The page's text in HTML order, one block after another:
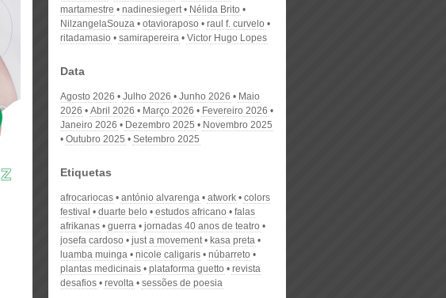
martamestre
nadinesiegert
Nélida Brito
NilzangelaSouza
otavioraposo
raul f. curvelo
ritadamasio
samirapereira Victor Hugo Lopes
Data
Agosto 2026 Julho 2026 Junho 2026
Maio
2026
Abril 2026 Março 2026
Fevereiro 2026
Janeiro 2026
Dezembro 2025
Novembro 2025
Outubro 2025
Setembro 2025
Etiquetas
afrocariocas antónio alvarenga atwork
colors
festival
duarte belo estudos africano
falas
afrikanas
guerra
jornadas 40 anos de teatro
josefa cardoso
just a movement
kasa preta
luamba muinga
nicole caligaris
núbarreto
plantas medicinais
plataforma guetto
revista
desafios
revolta sessões de poesia